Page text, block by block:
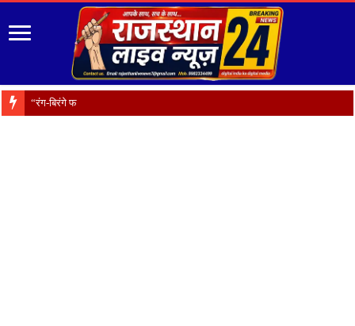
“रंग-बिरंगे फूल हैं प्रकृति का श्रृ